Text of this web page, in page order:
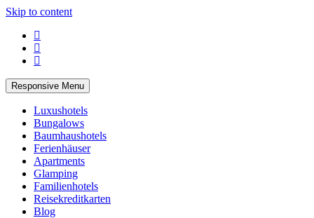
Skip to content
Responsive Menu
Luxushotels
Bungalows
Baumhaushotels
Ferienhäuser
Apartments
Glamping
Familienhotels
Reisekreditkarten
Blog